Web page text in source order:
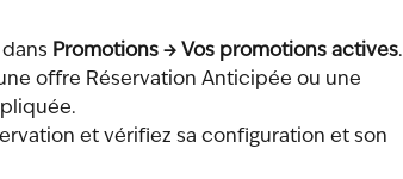
Promotions → Vos promotions actives.
offre Réservation Anticipée ou une
et vérifiez sa configuration et son